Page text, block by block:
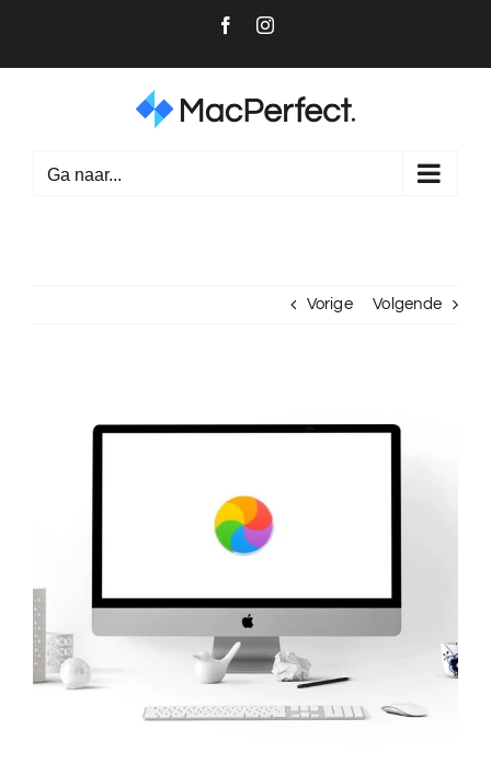
inhoud
FacebookInstagram
Ga naar...
Vorige Volgende